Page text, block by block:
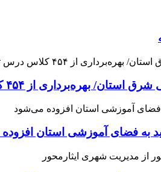
از ۴۵۴ کلاس درس تا مهرماه